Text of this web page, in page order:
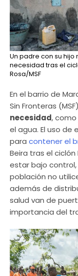
Un padre con su
necesidad tras el
Rosa/MSF
En el barrio de
Sin Fronteras
necesidad,
el agua. El uso
para contener el
Beira tras el
estar bajo
población no
además de
salud van de
importancia del